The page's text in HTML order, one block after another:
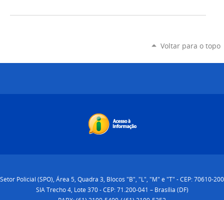
Voltar para o topo
Setor Policial (SPO), Área 5, Quadra 3, Blocos "B", "L", "M" e "T" - CEP: 70610-200
SIA Trecho 4, Lote 370 - CEP: 71.200-041 – Brasília (DF)